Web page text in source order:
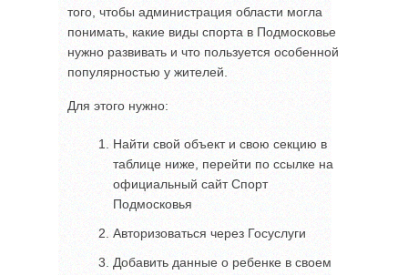
того, чтобы администрация области могла
понимать, какие виды спорта в Подмосковье
нужно развивать и что пользуется особенной
популярностью у жителей.
Для этого нужно:
Найти свой объект и свою секцию в
таблице ниже, перейти по ссылке на
официальный сайт Спорт
Подмосковья
Авторизоваться через Госуслуги
Добавить данные о ребенке в своем